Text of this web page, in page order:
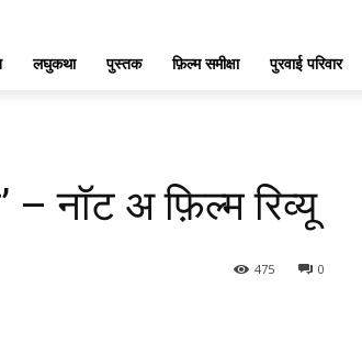
लघुकथा पुस्तक फ़िल्म समीक्षा पुरवाई परिवार
– नॉट अ फ़िल्म रिव्यू
0
475